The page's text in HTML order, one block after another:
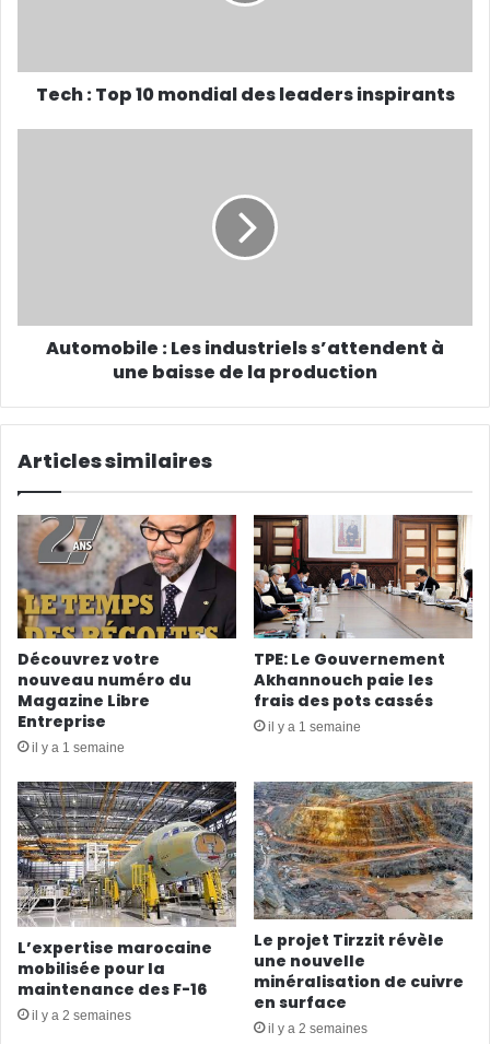
Tech : Top 10 mondial des leaders inspirants
Automobile : Les industriels s’attendent à
une baisse de la production
Articles similaires
Découvrez votre
nouveau numéro du
Magazine Libre
Entreprise
il y a 1 semaine
TPE: Le Gouvernement
Akhannouch paie les
frais des pots cassés
il y a 1 semaine
L’expertise marocaine
mobilisée pour la
maintenance des F-16
il y a 2 semaines
Le projet Tirzzit révèle
une nouvelle
minéralisation de cuivre
en surface
il y a 2 semaines